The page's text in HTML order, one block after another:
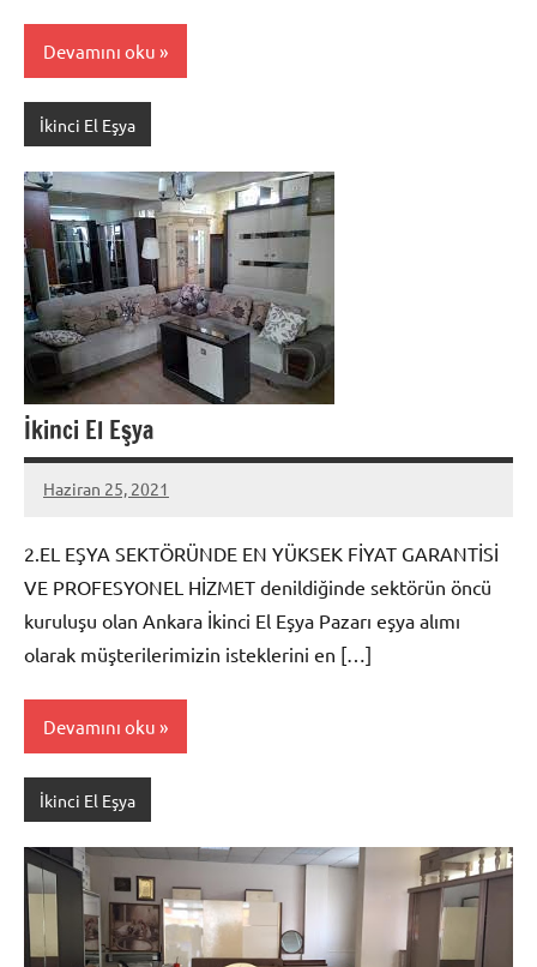
Devamını oku
İkinci El Eşya
İkinci El Eşya
Haziran 25, 2021
admin
2.EL EŞYA SEKTÖRÜNDE EN YÜKSEK FİYAT GARANTİSİ
VE PROFESYONEL HİZMET denildiğinde sektörün öncü
kuruluşu olan Ankara İkinci El Eşya Pazarı eşya alımı
olarak müşterilerimizin isteklerini en […]
Devamını oku
İkinci El Eşya